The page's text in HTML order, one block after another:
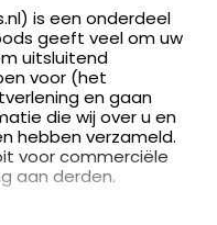
17:00 én 18:00 - 21:00
is een onderdeel
geeft veel om uw
uitsluitend
voor (het
en gaan
die wij over u en
hebben verzameld.
voor commerciële
aan derden.